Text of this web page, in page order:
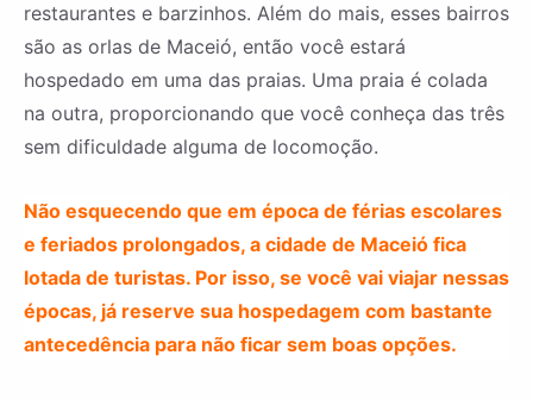
restaurantes e barzinhos. Além do mais, esses bairros
são as orlas de Maceió, então você estará
hospedado em uma das praias. Uma praia é colada
na outra, proporcionando que você conheça das três
sem dificuldade alguma de locomoção.
Não esquecendo que em época de férias escolares
e feriados prolongados, a cidade de Maceió fica
lotada de turistas. Por isso, se você vai viajar nessas
épocas, já reserve sua hospedagem com bastante
antecedência para não ficar sem boas opções.